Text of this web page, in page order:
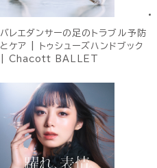
バレエダンサーの足のトラブル予防
とケア | トゥシューズハンドブック
| Chacott BALLET